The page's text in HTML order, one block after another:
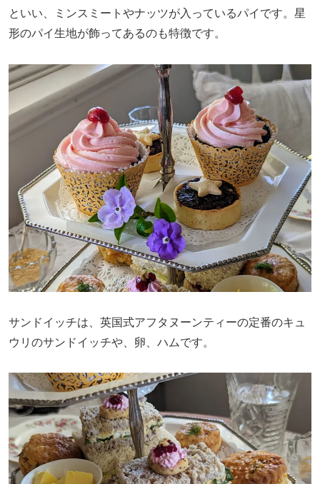
といい、ミンスミートやナッツが入っているパイです。星
形のパイ生地が飾ってあるのも特徴です。
サンドイッチは、英国式アフタヌーンティーの定番のキュ
ウリのサンドイッチや、卵、ハムです。